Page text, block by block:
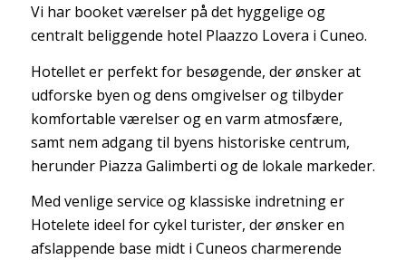
Vi har booket værelser på det hyggelige og
centralt beliggende hotel Plaazzo Lovera i Cuneo.
Hotellet er perfekt for besøgende, der ønsker at
udforske byen og dens omgivelser og tilbyder
komfortable værelser og en varm atmosfære,
samt nem adgang til byens historiske centrum,
herunder Piazza Galimberti og de lokale markeder.
Med venlige service og klassiske indretning er
Hotelete ideel for cykel turister, der ønsker en
afslappende base midt i Cuneos charmerende